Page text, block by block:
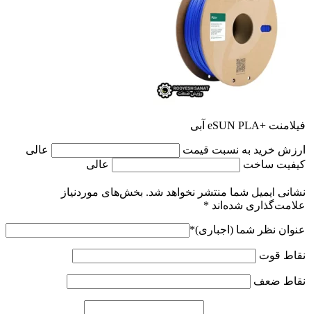
فیلامنت +eSUN PLA آبی
ارزش خرید به نسبت قیمت
عالی
کیفیت ساخت
عالی
نشانی ایمیل شما منتشر نخواهد شد. بخش‌های موردنیاز
علامت‌گذاری شده‌اند *
عنوان نظر شما (اجباری)*
نقاط قوت
نقاط ضعف